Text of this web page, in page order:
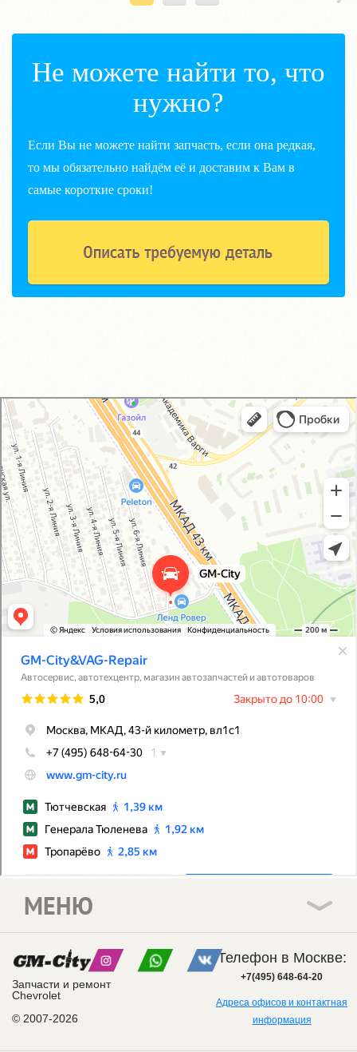
Не можете найти то, что
нужно?
Если Вы не можете найти запчасть, если она редкая,
то мы обязательно найдём её и доставим к Вам в
самые короткие сроки!
GM-City&VAG-Repair
Автосервис, автотехцентр в Москве
Магазин автозапчастей и автотоваров в Москве
Запчасти и ремонт
Chevrolet
© 2007-2026
МЕНЮ
Телефон в Москве:
+7(495) 648-64-20
Адреса офисов и контактная
информация